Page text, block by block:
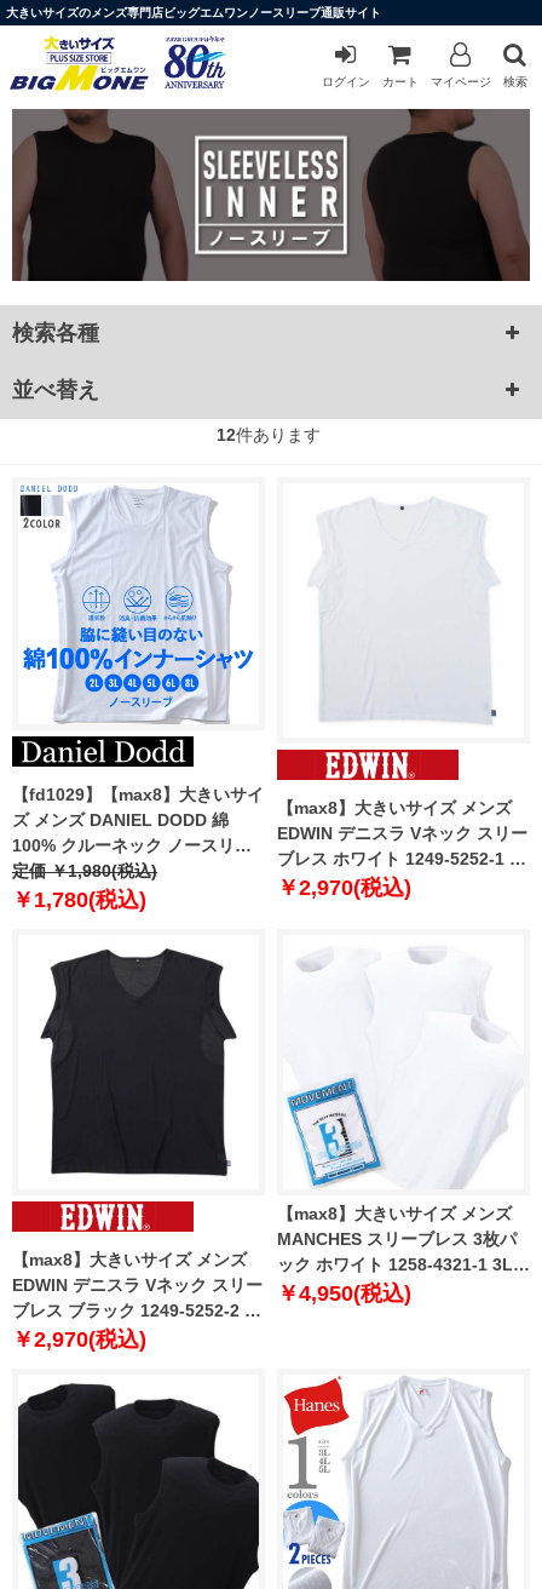
大きいサイズのメンズ専門店ビッグエムワンノースリーブ通販サイト
ログイン カート マイページ 検索
検索各種
並べ替え
12件あります
【fd1029】【max8】大きいサイ
ズ メンズ DANIEL DODD 綿
100% クルーネック ノースリー
ブ Tシャツ 肌着 下着 消臭抗菌
インナーシャツ azu-2552
定価 ￥1,980(税込)
￥1,780(税込)
【max8】大きいサイズ メンズ
EDWIN デニスラ Vネック スリー
ブレス ホワイト 1249-5252-1 3L
4L 5L 6L 7L 8L
￥2,970(税込)
【max8】大きいサイズ メンズ
EDWIN デニスラ Vネック スリー
ブレス ブラック 1249-5252-2 3L
4L 5L 6L 7L 8L
￥2,970(税込)
【max8】大きいサイズ メンズ
MANCHES スリーブレス 3枚パ
ック ホワイト 1258-4321-1 3L
4L 5L 6L 7L 8L
￥4,950(税込)